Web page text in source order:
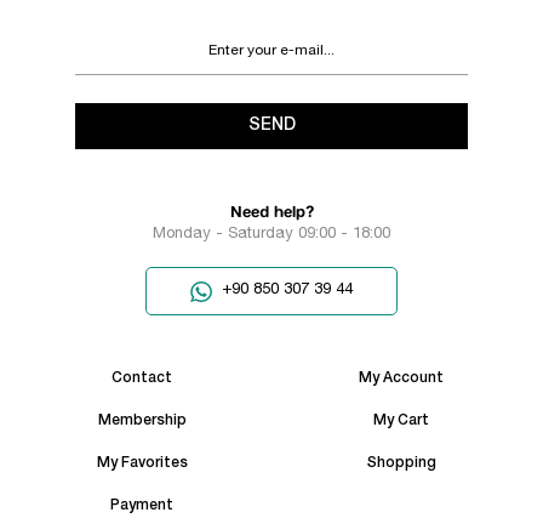
SEND
Need help?
Monday - Saturday 09:00 - 18:00
+90 850 307 39 44
Contact My Account
Membership My Cart
My Favorites Shopping
Payment